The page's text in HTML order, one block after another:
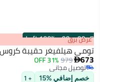
00m:00s
·
100% Left عرض برق
تومي هيلفيغر حقيبة
673
979
31% OFF
توصيل مجاني
توصيل مجاني
خصم إضافي %15 + 1